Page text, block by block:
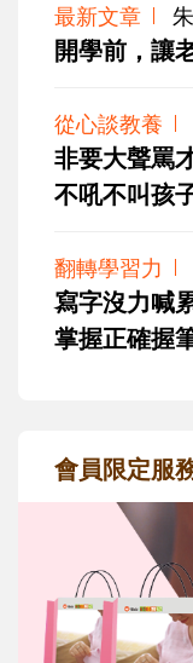
最新文章
開學前，讓
從心談教養
非要大聲罵
不吼不叫孩
翻轉學習力
寫字沒力喊
掌握正確握
會員限定服